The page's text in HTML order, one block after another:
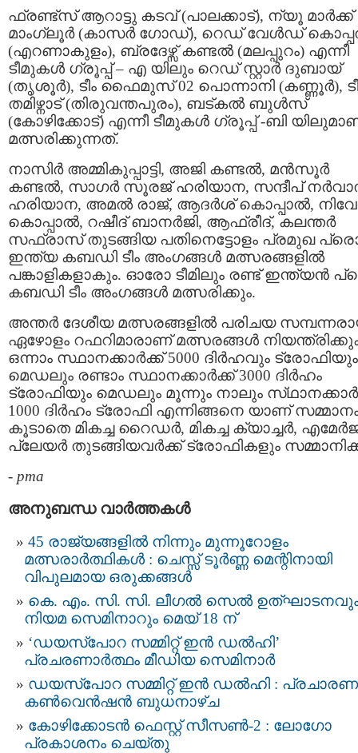
ഫ്രണ്ട്സ് ആറാട്ടു കടവ് (പാലക്കാട്), ന്യൂ മാർക്ക്
മാംഗ്ലൂർ (കാസർ ഗോഡ്), റെഡ് വേൾഡ്
(എറണാകുളം), ബ്രദേഴ്സ് കണ്ടൽ (മലപ്പുറം) എന്നീ
ടീമുകൾ ഗ്രൂപ്പ് – എ യിലും റെഡ് സ്റ്റാർ ദുബായ്
(തൃശൂർ), ടീം ഫൈമുസ്‌ 02 പൊന്നാനി (കണ്ണൂർ),
തമിഴ്നാട് (തിരുവന്തപുരം), ബട്കൽ ബുൾസ്
(കോഴിക്കോട്) എന്നീ ടീമുകൾ ഗ്രൂപ്പ് -ബി
മത്സരിക്കുന്നത്.
നാസിർ അമ്മികുപ്പാട്ടി, അജി കണ്ടൽ, മൻസൂർ
കണ്ടൽ, സാഗർ സൂരജ് ഹരിയാന, സന്ദീപ്
ഹരിയാന, അമൽ രാജ്, ആദർശ് കൊപ്പാൽ,
കൊപ്പാൽ, റഷീദ് ബാനർജി, ആഫ്രീദ്, കലന്തർ
സഫ്രാസ് തുടങ്ങിയ പതിനെട്ടോളം പ്രമുഖ
ഇന്ത്യ കബഡി ടീം അംഗങ്ങൾ മത്സരങ്ങളിൽ
പങ്കാളികളാകും. ഓരോ ടീമിലും രണ്ട് ഇന്ത്യൻ
കബഡി ടീം അംഗങ്ങൾ മത്സരിക്കും.
അന്തർ ദേശീയ മത്സരങ്ങളിൽ പരിചയ
ഏഴോളം റഫറിമാരാണ് മത്സരങ്ങൾ
ഒന്നാം സ്ഥാനക്കാർക്ക് 5000 ദിർഹവും ട്രോഫിയും
മെഡലും രണ്ടാം സ്ഥാനക്കാർക്ക് 3000 ദിർഹം
ട്രോഫിയും മെഡലും മൂന്നും നാലും
1000 ദിർഹം ട്രോഫി എന്നിങ്ങനെ യാണ്
കൂടാതെ മികച്ച റൈഡർ, മികച്ച ക്യാച്ചർ,
പ്ലേയർ തുടങ്ങിയവർക്ക്‌ ട്രോഫികളും
- pma
അനുബന്ധ വാര്‍ത്തകള്‍
45 രാജ്യങ്ങളിൽ നിന്നും മുന്നൂറോളം
മത്സരാർത്ഥികൾ : ചെസ്സ് ടൂർണ്ണ മെന്റിനായി
വിപുലമായ ഒരുക്കങ്ങൾ
കെ. എം. സി. സി. ലീഗൽ സെൽ
നിയമ സെമിനാറും മെയ് 18 ന്
‘ഡയസ്പോറ സമ്മിറ്റ് ഇൻ ഡൽഹി’
പ്രചരണാർത്ഥം മീഡിയ സെമിനാർ
ഡയസ്പോറ സമ്മിറ്റ് ഇൻ ഡൽഹി : പ്രചാരണ
കൺവെൻഷൻ ബുധനാഴ്ച
കോഴിക്കോടൻ ഫെസ്റ്റ് സീസൺ-2 : ലോഗോ
പ്രകാശനം ചെയ്തു